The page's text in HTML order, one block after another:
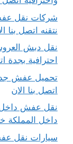
نتقنه اتصل بنا
احترافية بجدة
اتصل بنا الان
نقل عفش
داخل المملكة خلال 24 ساعة – أين ما